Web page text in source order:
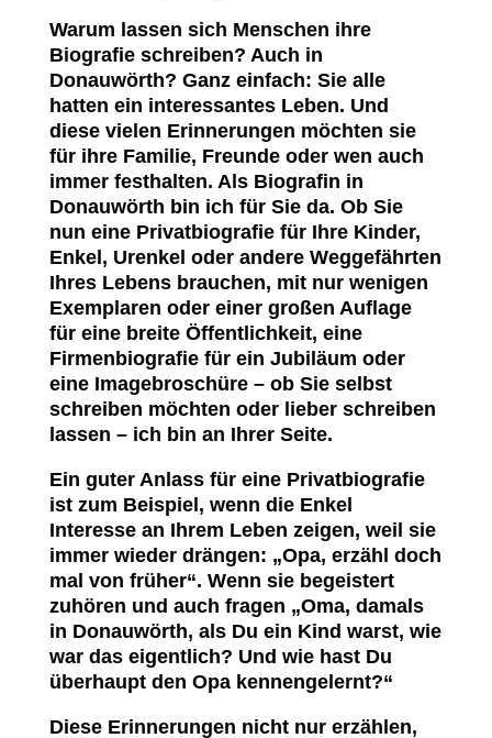
Warum lassen sich Menschen ihre
Biografie schreiben? Auch in
Donauwörth? Ganz einfach: Sie alle
hatten ein interessantes Leben. Und
diese vielen Erinnerungen möchten sie
für ihre Familie, Freunde oder wen auch
immer festhalten. Als Biografin in
Donauwörth bin ich für Sie da. Ob Sie
nun eine Privatbiografie für Ihre Kinder,
Enkel, Urenkel oder andere Weggefährten
Ihres Lebens brauchen, mit nur wenigen
Exemplaren oder einer großen Auflage
für eine breite Öffentlichkeit, eine
Firmenbiografie für ein Jubiläum oder
eine Imagebroschüre – ob Sie selbst
schreiben möchten oder lieber schreiben
lassen – ich bin an Ihrer Seite.
Ein guter Anlass für eine Privatbiografie
ist zum Beispiel, wenn die Enkel
Interesse an Ihrem Leben zeigen, weil sie
immer wieder drängen: „Opa, erzähl doch
mal von früher“. Wenn sie begeistert
zuhören und auch fragen „Oma, damals
in Donauwörth, als Du ein Kind warst, wie
war das eigentlich? Und wie hast Du
überhaupt den Opa kennengelernt?“
Diese Erinnerungen nicht nur erzählen,